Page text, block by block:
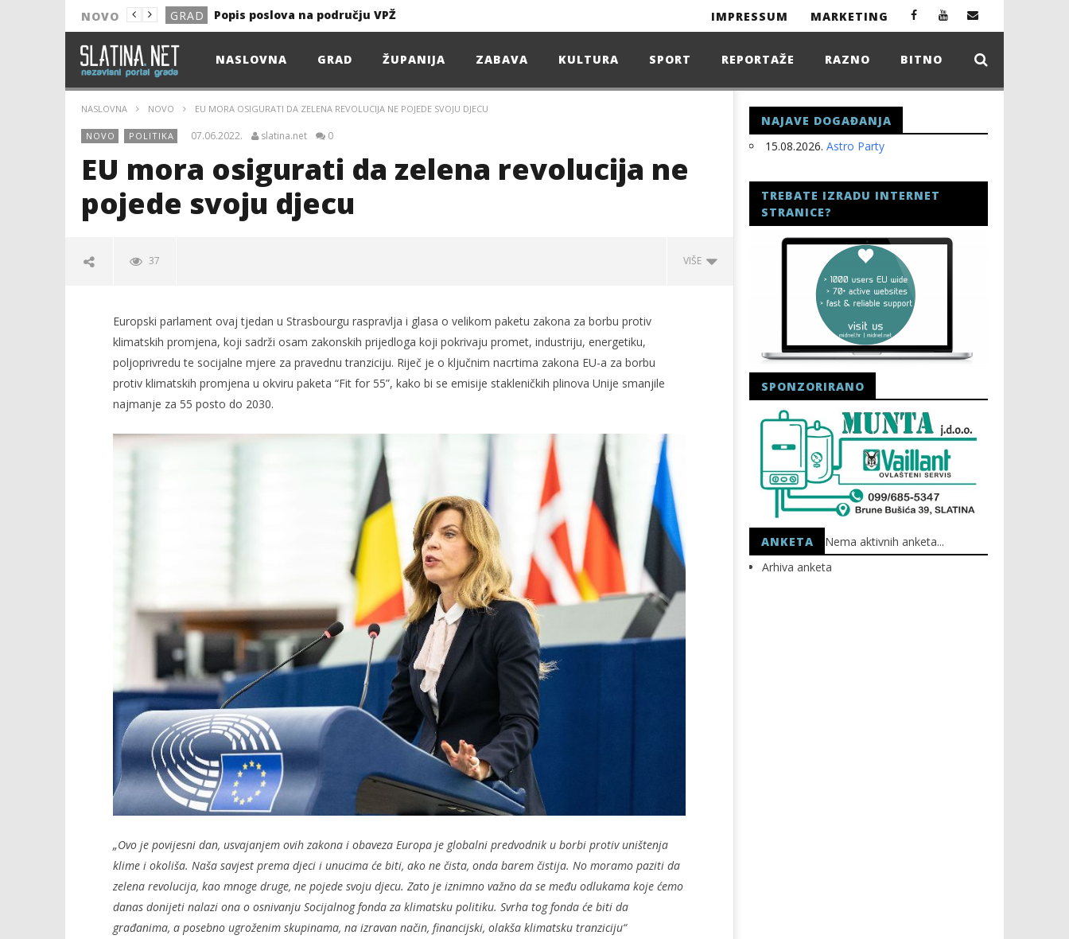
NOVO GRAD
Popis poslova na području VPŽ
NOVO
NOVO
NOVO
KULTURA
4. Oluja Jazz Fest donosi dvije večeri vrhunskog jazza
GRAD
13. akcija DDK u 2026.
IMPRESSUM MARKETING
NASLOVNA GRAD ŽUPANIJA ZABAVA KULTURA SPORT REPORTAŽE RAZNO BITNO
NASLOVNA NOVO EU MORA OSIGURATI DA ZELENA REVOLUCIJA NE POJEDE SVOJU DJECU
NOVO POLITIKA 07.06.2022. slatina.net 0
EU mora osigurati da zelena revolucija ne
pojede svoju djecu
37 VIŠE
TRENUTNO OTVORENO
Popis poslova na području VPŽ
Ljeto donosi bezbrižnu igru, ali
i zdravstvene izazove
07.06.2022.
slatina.net
07.06.2022.
HEP: Bez struje
07.06.2022.
slatina.net
Europski parlament ovaj tjedan u Strasbourgu raspravlja i glasa o velikom paketu zakona za borbu protiv
klimatskih promjena, koji sadrži osam zakonskih prijedloga koji pokrivaju promet, industriju, energetiku,
poljoprivredu te socijalne mjere za pravednu tranziciju. Riječ je o ključnim nacrtima zakona EU-a za borbu
protiv klimatskih promjena u okviru paketa “Fit for 55”, kako bi se emisije stakleničkih plinova Unije smanjile
najmanje za 55 posto do 2030.
„Ovo je povijesni dan, usvajanjem ovih zakona i obaveza Europa je globalni predvodnik u borbi protiv uništenja
klime i okoliša. Naša savjest prema djeci i unucima će biti, ako ne čista, onda barem čistija. No moramo paziti da
zelena revolucija, kao mnoge druge, ne pojede svoju djecu. Zato je iznimno važno da se među odlukama koje ćemo
danas donijeti nalazi ona o osnivanju Socijalnog fonda za klimatsku politiku. Svrha tog fonda će biti da
građanima, a posebno ugroženim skupinama, na izravan način, financijski, olakša klimatsku tranziciju“
NAJAVE DOGAĐANJA
15.08.2026. Astro Party
TREBATE IZRADU INTERNET
STRANICE?
SPONZORIRANO
ANKETA
Nema aktivnih anketa...
Arhiva anketa